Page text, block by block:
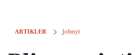
ARTIKLER Jobnyt
Bliv en vigtig del af et lagerteam hos